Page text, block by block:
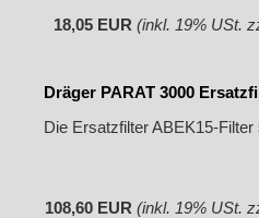
18,05 EUR (inkl. 19% USt.
Dräger PARAT 3000
Die Ersatzfilter ABEK15-
108,60 EUR (inkl. 19% USt.